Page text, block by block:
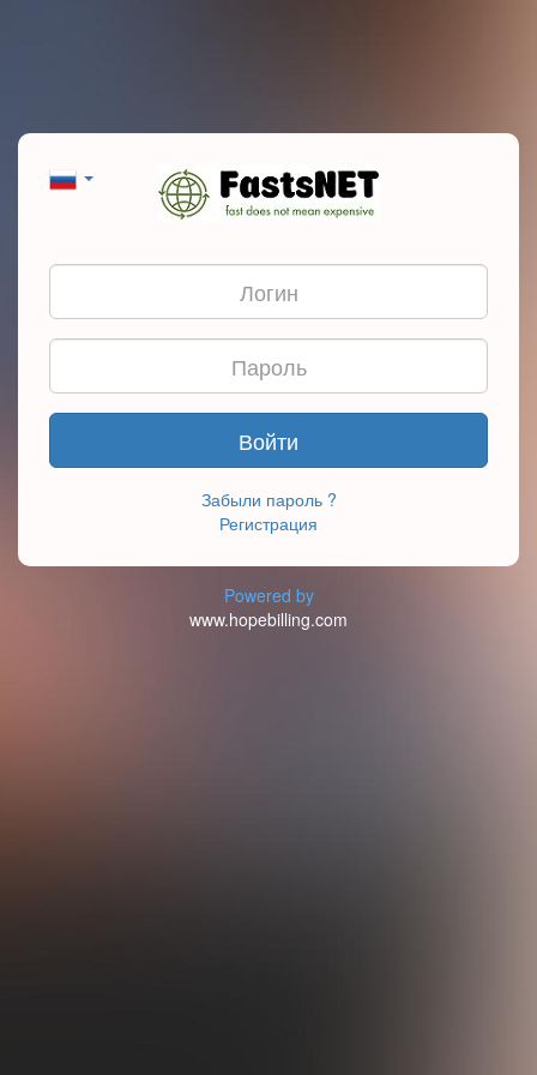
Войти
Забыли пароль ?
Регистрация
Powered by
www.hopebilling.com